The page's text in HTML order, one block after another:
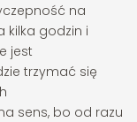
na
kilka godzin i
jest
trzymać się
sens, bo od razu